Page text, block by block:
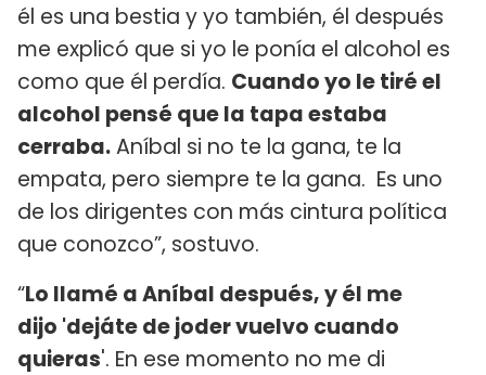
él es una bestia y yo también, él después
me explicó que si yo le ponía el alcohol es
como que él perdía. Cuando yo le tiré el
alcohol pensé que la tapa estaba
cerraba.Aníbal si no te la gana, te la
empata, pero siempre te la gana. Es uno
de los dirigentes con más cintura política
que conozco”, sostuvo.
“Lo llamé a Aníbal después, y él me
dijo 'dejáte de joder vuelvo cuando
quieras'. En ese momento no me di